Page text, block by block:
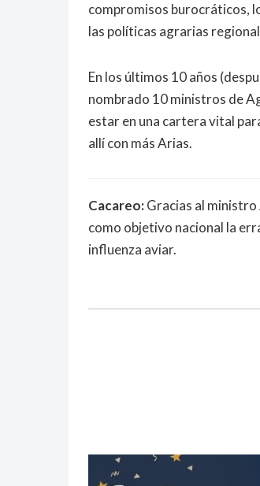
compromisos burocráticos,
las políticas agrarias
En los últimos 10 años
nombrado 10 ministros de
estar en una cartera vital
allí con más Arias.
Cacareo:Gracias al ministro
como objetivo nacional la
influenza aviar.